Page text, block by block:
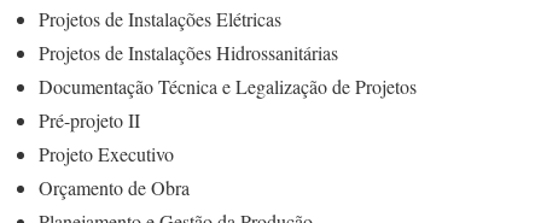
Projetos de Instalações Elétricas
Projetos de Instalações Hidrossanitárias
Documentação Técnica e Legalização de Projetos
Pré-projeto II
Projeto Executivo
Orçamento de Obra